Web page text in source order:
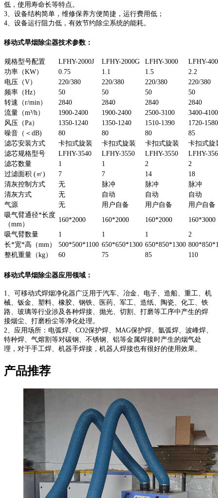
低，使用寿命长等特点。
3、设备结构简单，维修保养方便简捷，运行费用低；
4、设备运行阻力低，有效节约除尘系统的能耗。
移动式旱烟除尘器技术参数：
规格型号配置 LFHY-2000J LFHY-2000G LFHY-3000
LFHY-
功率（KW）
0.75 1.1 1.5
2.2
电压（V）
220/380 220/380 220/380
220/380
频率（Hz）
50 50 50
50
转速（r/min）
2840 2840 2840
2840
流量（m³/h）
1900-2400 1900-2400 2500-3100
3400-4100
风压（Pa）
1350-1240 1350-1240 1510-1390
1720-1580
噪音（＜dB)
80 80 80
85
滤芯安装方式
卡扣式旋装 卡扣式旋装 卡扣式旋装
卡扣式旋
滤芯规格型号
LFHY-3540 LFHY-3550 LFHY-3550
LFHY-
滤芯数量
1 1 2
2
过滤面积 (㎡)
7 7 14
18
清灰控制方式
无 脉冲 脉冲
脉冲
清灰方式
无 自动 自动
自动
气源
无 用户自备 用户自备
用户自备
吸气臂通径*长度
（mm）
160*2000 160*2000 160*2000
160*3000
吸气臂数量
1 1 1
2
长*宽*高（mm）
500*500*1100 650*650*1300 650*850*1300
整机重量（kg）
60 75 85 110
移动式旱烟除尘器应用领域：
1、可移动式焊烟净化器广泛用于汽车、冶金、电子、造船、重工、机
械、钣金、塑料、橡胶、钢铁、医药、军工、造纸、陶瓷、化工、铁
路、玻璃等行业涉及各种焊接、抛光、切割、打磨等工序中产生的焊
接烟尘、打磨粉尘等净化处理。
2、应用场所：电弧焊、CO2保护焊、MAG保护焊、氩弧焊、波峰焊、
特种焊、气熔割等对碳钢、不锈钢、铝等金属焊接时产生的烟气处
理，对于手工焊、机器手焊接，机器人焊接也有很好的使用效果。
产品推荐